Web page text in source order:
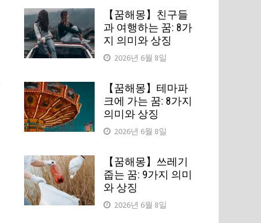
【꿈해몽】친구들
과 여행하는 꿈: 8가
지 의미와 상징
2026년 6월 8일
【꿈해몽】테마파
크에 가는 꿈: 8가지
의미와 상징
2026년 6월 8일
【꿈해몽】쓰레기
줍는 꿈: 9가지 의미
와 상징
2026년 6월 8일